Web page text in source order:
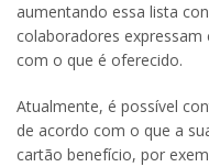
aumentando essa lista
colaboradores
com o que é oferecido.
Atualmente, é possível
de acordo com o que a
cartão benefício, por